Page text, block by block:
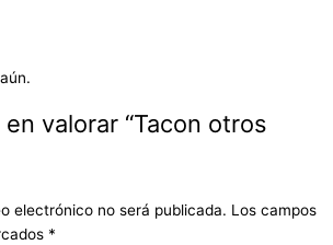
valorar “Tacon otros
electrónico no será publicada. Los campos
*